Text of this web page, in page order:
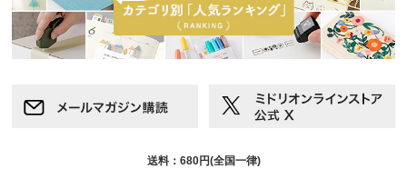
送料：680円(全国一律)